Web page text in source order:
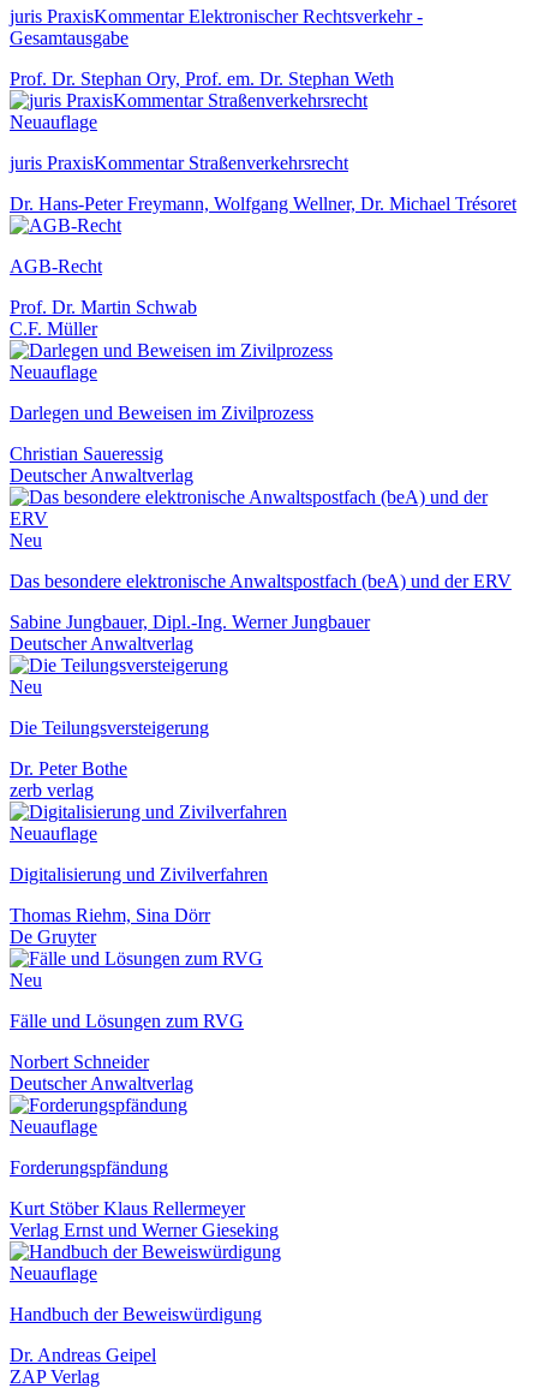
juris PraxisKommentar Elektronischer Rechtsverkehr -
Gesamtausgabe
Prof. Dr. Stephan Ory, Prof. em. Dr. Stephan Weth
Neuauflage
juris PraxisKommentar Straßenverkehrsrecht
Dr. Hans-Peter Freymann, Wolfgang Wellner, Dr. Michael Trésoret
AGB-Recht
Prof. Dr. Martin Schwab
C.F. Müller
Neuauflage
Darlegen und Beweisen im Zivilprozess
Christian Saueressig
Deutscher Anwaltverlag
Neu
Das besondere elektronische Anwaltspostfach (beA) und der ERV
Sabine Jungbauer, Dipl.-Ing. Werner Jungbauer
Deutscher Anwaltverlag
Neu
Die Teilungsversteigerung
Dr. Peter Bothe
zerb verlag
Neuauflage
Digitalisierung und Zivilverfahren
Thomas Riehm, Sina Dörr
De Gruyter
Neu
Fälle und Lösungen zum RVG
Norbert Schneider
Deutscher Anwaltverlag
Neuauflage
Forderungspfändung
Kurt Stöber Klaus Rellermeyer
Verlag Ernst und Werner Gieseking
Neuauflage
Handbuch der Beweiswürdigung
Dr. Andreas Geipel
ZAP Verlag